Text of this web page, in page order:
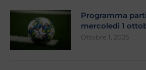
Programma
mercoledì 1
Ottobre 1, 2025